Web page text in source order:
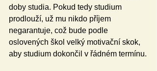
doby studia. Pokud tedy studium
prodlouží, už mu nikdo příjem
negarantuje, což bude podle
oslovených škol velký motivační skok,
aby studium dokončil v řádném termínu.